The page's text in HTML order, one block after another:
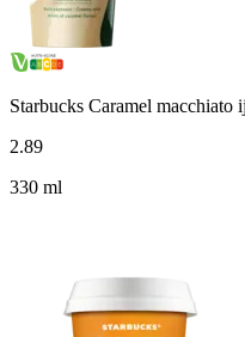
Starbucks Caramel macchiato
2.89
330 ml